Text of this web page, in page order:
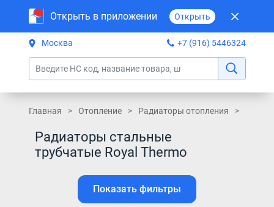
Открыть в приложении Открыть
Москва +7 (916) 5446324
Главная Отопление Радиаторы отопления
Радиаторы стальные
трубчатые Royal Thermo
Показать фильтры